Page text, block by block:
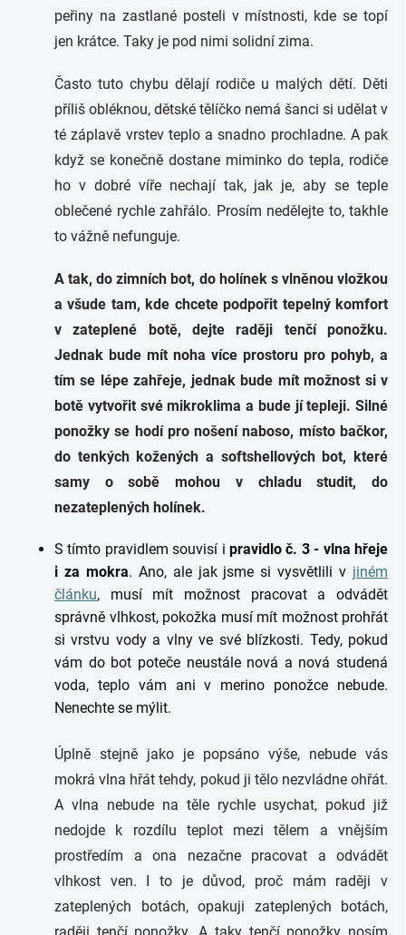
peřiny na zastlané posteli v místnosti, kde se topí
jen krátce. Taky je pod nimi solidní zima.
Často tuto chybu dělají rodiče u malých dětí. Děti
příliš obléknou, dětské tělíčko nemá šanci si udělat v
té záplavě vrstev teplo a snadno prochladne. A pak
když se konečně dostane miminko do tepla, rodiče
ho v dobré víře nechají tak, jak je, aby se teple
oblečené rychle zahřálo. Prosím nedělejte to, takhle
to vážně nefunguje.
A tak, do zimních bot, do holínek s vlněnou vložkou
a všude tam, kde chcete podpořit tepelný komfort
v zateplené botě, dejte raději tenčí ponožku.
Jednak bude mít noha více prostoru pro pohyb, a
tím se lépe zahřeje, jednak bude mít možnost si v
botě vytvořit své mikroklima a bude jí tepleji. Silné
ponožky se hodí pro nošení naboso, místo bačkor,
do tenkých kožených a softshellových bot, které
samy o sobě mohou v chladu studit, do
nezateplených holínek.
S tímto pravidlem souvisí i pravidlo č. 3 - vlna hřeje
i za mokra. Ano, ale jak jsme si vysvětlili v jiném
článku, musí mít možnost pracovat a odvádět
správně vlhkost, pokožka musí mít možnost prohřát
si vrstvu vody a vlny ve své blízkosti. Tedy, pokud
vám do bot poteče neustále nová a nová studená
voda, teplo vám ani v merino ponožce nebude.
Nenechte se mýlit.
Úplně stejně jako je popsáno výše, nebude vás
mokrá vlna hřát tehdy, pokud ji tělo nezvládne ohřát.
A vlna nebude na těle rychle usychat, pokud již
nedojde k rozdílu teplot mezi tělem a vnějším
prostředím a ona nezačne pracovat a odvádět
vlhkost ven. I to je důvod, proč mám raději v
zateplených botách, opakuji zateplených botách,